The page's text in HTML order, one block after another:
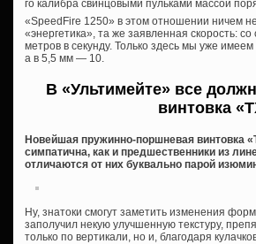
го калибра свинцовыми пульками массой
«SpeedFire 1250» в этом отношении ничем
«энергетика», та же заявленная скорость:
метров в секунду. Только здесь мы уже
а в 5,5 мм — 10.
В «Ультимейте» все
винтовка
Новейшая пружинно-поршневая винтовка
симпатична, как и предшественники из
отличаются от них буквально парой
Ну, знатоки смогут заметить изменения
заполучил некую улучшенную текстуру,
только по вертикали, но и, благодаря